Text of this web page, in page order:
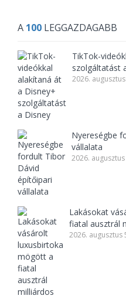
A 100 LEGGAZDAGABB
TikTok-
szolgáltatást
2026.
Nyereségbe
vállalata
2026.
Lakásokat
fiatal ausztrál
2026. augusztus